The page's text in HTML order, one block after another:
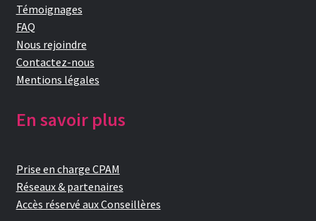
Témoignages
FAQ
Nous rejoindre
Contactez-nous
Mentions légales
En savoir plus
Prise en charge CPAM
Réseaux & partenaires
Accès réservé aux Conseillères